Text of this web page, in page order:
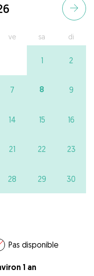
ve sa di
1 2
7 8 9
14 15 16
21 22 23
28 29 30
Pas disponible
1 an